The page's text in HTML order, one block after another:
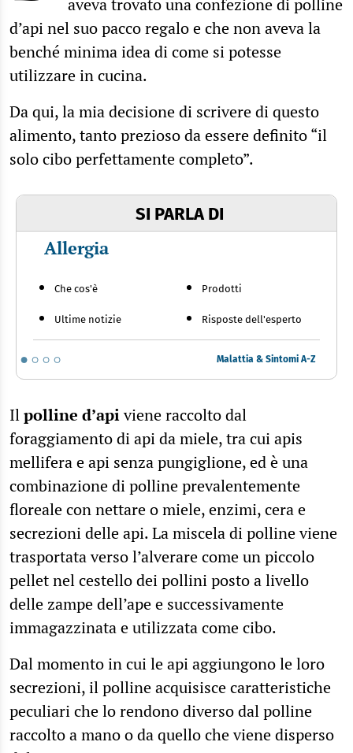
d’api nel suo pacco regalo e che non aveva la
benché minima idea di come si potesse
utilizzare in cucina.
Da qui, la mia decisione di scrivere di questo
alimento, tanto prezioso da essere definito “il
solo cibo perfettamente completo”.
SI PARLA DI
Allergia
Che cos'è
Ultime notizie
Prodotti
Risposte dell'esperto
Malattia & Sintomi A-Z
Ilpolline d’apiviene raccolto dal
foraggiamento di api da miele, tra cui apis
mellifera e api senza pungiglione, ed è una
combinazione di polline prevalentemente
floreale con nettare o miele, enzimi, cera e
secrezioni delle api. La miscela di polline viene
trasportata verso l’alverare come un piccolo
pellet nel cestello dei pollini posto a livello
delle zampe dell’ape e successivamente
immagazzinata e utilizzata come cibo.
Dal momento in cui le api aggiungono le loro
secrezioni, il polline acquisisce caratteristiche
peculiari che lo rendono diverso dal polline
raccolto a mano o da quello che viene disperso